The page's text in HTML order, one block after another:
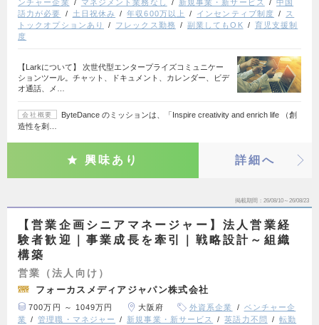
ンチャー企業
マネジメント業務なし 新規事業・新サービス
中国
語力が必要
土日祝休み 年収600万以上 インセンティブ制度
ス
トックオプションあり
フレックス勤務 副業してもOK
育児支援制
度
【Larkについて】 次世代型エンタープライズコミュニケー
ションツール。チャット、ドキュメント、カレンダー、ビデ
オ通話、メ…
会社概要
ByteDance のミッションは、「Inspire creativity and enrich life （創
造性を刺…
興味あり 詳細へ
掲載期間 26/08/10～26/08/23
【営業企画シニアマネージャー】法人営業経
験者歓迎｜事業成長を牽引｜戦略設計～組織
構築
営業（法人向け）
フォーカスメディアジャパン株式会社
700万円 ～ 1049万円 大阪府 外資系企業
ベンチャー企
業
管理職・マネジャー 新規事業・新サービス 英語力不問
転勤